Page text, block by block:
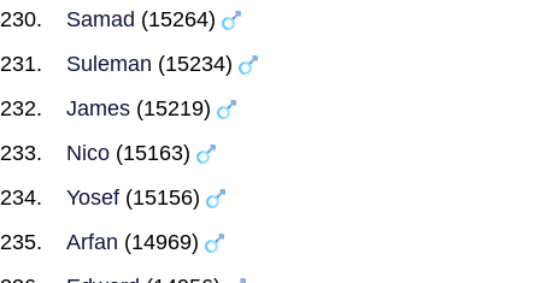
Samad (15264)
Suleman (15234)
James (15219)
Nico (15163)
Yosef (15156)
Arfan (14969)